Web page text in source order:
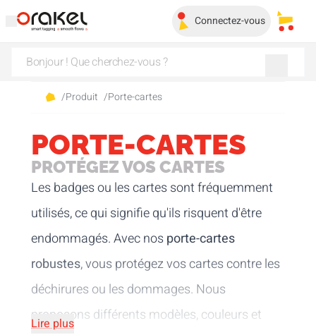
Connectez-vous Mes
/Produit /Porte-cartes
PORTE-CARTES
PROTÉGEZ VOS CARTES
Les badges ou les cartes sont fréquemment
utilisés, ce qui signifie qu'ils risquent d'être
endommagés. Avec nosporte-cartes
robustes, vous protégez vos cartes contre les
déchirures ou les dommages. Nous
proposons différents modèles, couleurs et
Lire plus